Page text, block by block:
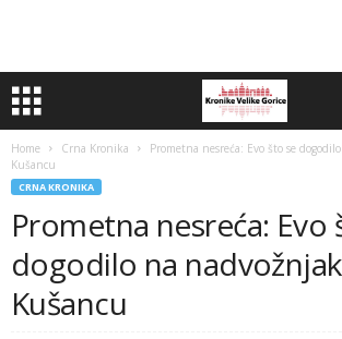
Home Crna Kronika
Prometna nesreća: Evo što se
Kušancu
CRNA KRONIKA
Prometna nesreća: Evo
dogodilo na
Kušancu